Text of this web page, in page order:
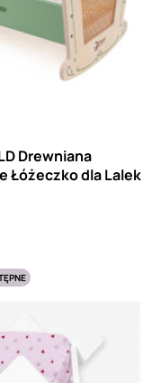
Drewniana
Łóżeczko dla Lalek